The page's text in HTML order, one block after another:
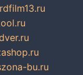
bu.ru